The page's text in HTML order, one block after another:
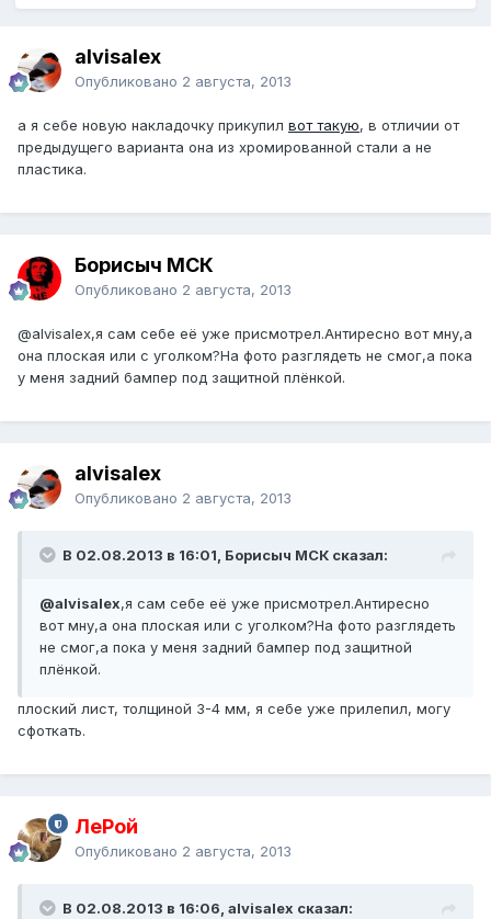
alvisalex
Опубликовано 2 августа, 2013
а я себе новую накладочку прикупил вот такую, в отличии от
предыдущего варианта она из хромированной стали а не
пластика.
Борисыч МСК
Опубликовано 2 августа, 2013
@alvisalex,я сам себе её уже присмотрел.Антиресно вот мну,а
она плоская или с уголком?На фото разглядеть не смог,а пока
у меня задний бампер под защитной плёнкой.
alvisalex
Опубликовано 2 августа, 2013
В 02.08.2013 в 16:01, Борисыч МСК сказал:
@alvisalex,я сам себе её уже присмотрел.Антиресно
вот мну,а она плоская или с уголком?На фото разглядеть
не смог,а пока у меня задний бампер под защитной
плёнкой.
плоский лист, толщиной 3-4 мм, я себе уже прилепил, могу
сфоткать.
ЛеРой
Опубликовано 2 августа, 2013
В 02.08.2013 в 16:06, alvisalex сказал: